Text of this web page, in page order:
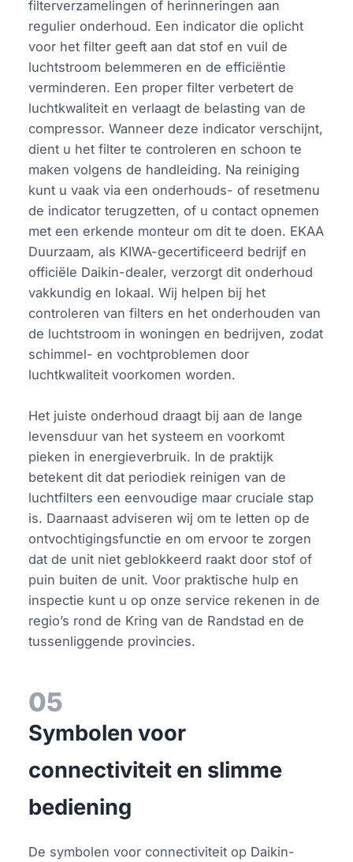
filterverzamelingen of herinneringen aan
regulier onderhoud. Een indicator die oplicht
voor het filter geeft aan dat stof en vuil de
luchtstroom belemmeren en de efficiëntie
verminderen. Een proper filter verbetert de
luchtkwaliteit en verlaagt de belasting van de
compressor. Wanneer deze indicator verschijnt,
dient u het filter te controleren en schoon te
maken volgens de handleiding. Na reiniging
kunt u vaak via een onderhouds- of resetmenu
de indicator terugzetten, of u contact opnemen
met een erkende monteur om dit te doen. EKAA
Duurzaam, als KIWA-gecertificeerd bedrijf en
officiële Daikin-dealer, verzorgt dit onderhoud
vakkundig en lokaal. Wij helpen bij het
controleren van filters en het onderhouden van
de luchtstroom in woningen en bedrijven, zodat
schimmel- en vochtproblemen door
luchtkwaliteit voorkomen worden.
Het juiste onderhoud draagt bij aan de lange
levensduur van het systeem en voorkomt
pieken in energieverbruik. In de praktijk
betekent dit dat periodiek reinigen van de
luchtfilters een eenvoudige maar cruciale stap
is. Daarnaast adviseren wij om te letten op de
ontvochtigingsfunctie en om ervoor te zorgen
dat de unit niet geblokkeerd raakt door stof of
puin buiten de unit. Voor praktische hulp en
inspectie kunt u op onze service rekenen in de
regio’s rond de Kring van de Randstad en de
tussenliggende provincies.
05
Symbolen voor
connectiviteit en slimme
bediening
De symbolen voor connectiviteit op Daikin-